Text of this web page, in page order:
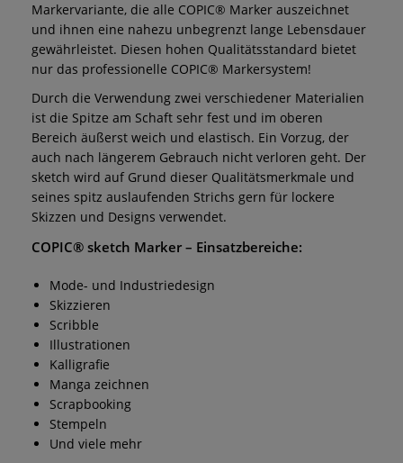
Markervariante, die alle COPIC® Marker auszeichnet
und ihnen eine nahezu unbegrenzt lange Lebensdauer
gewährleistet. Diesen hohen Qualitätsstandard bietet
nur das professionelle COPIC® Markersystem!
Durch die Verwendung zwei verschiedener Materialien
ist die Spitze am Schaft sehr fest und im oberen
Bereich äußerst weich und elastisch. Ein Vorzug, der
auch nach längerem Gebrauch nicht verloren geht. Der
sketch wird auf Grund dieser Qualitätsmerkmale und
seines spitz auslaufenden Strichs gern für lockere
Skizzen und Designs verwendet.
COPIC® sketch Marker – Einsatzbereiche:
Mode- und Industriedesign
Skizzieren
Scribble
Illustrationen
Kalligrafie
Manga zeichnen
Scrapbooking
Stempeln
Und viele mehr